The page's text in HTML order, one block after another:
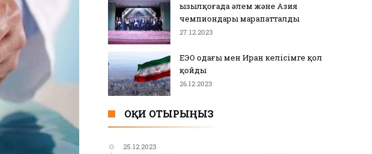
Қызылқоғада әлем және Азия
чемпиондары марапатталды
27.12.2023
ЕЭО одағы мен Иран келісімге қол
қойды
26.12.2023
ОҚИ ОТЫРЫҢЫЗ
25.12.2023